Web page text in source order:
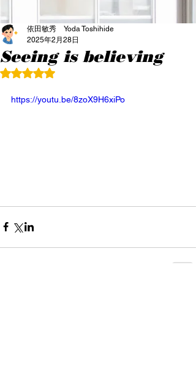
Seeing is believing
依田敏秀 Yoda Toshihide
2025年2月28日
5つ星のうちNaNと評価されています。
https://youtu.be/8zoX9H6xiPo